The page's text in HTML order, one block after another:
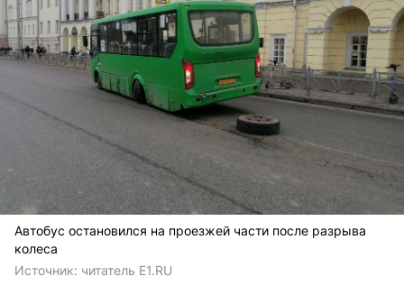
Автобус остановился на проезжей части после разрыва
колеса
Источник: читатель E1.RU